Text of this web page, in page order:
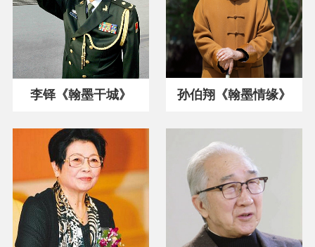
李铎《翰墨干城》 孙伯翔《翰墨情缘》